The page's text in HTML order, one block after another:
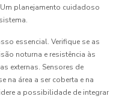
planejamento cuidadoso
essencial. Verifique se as
noturna e resistência às
externas. Sensores de
na área a ser coberta e na
a possibilidade de integrar